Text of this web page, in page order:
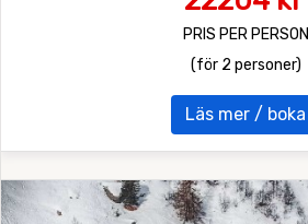
PRIS PER PERSON
(för 2 personer)
Läs mer / boka